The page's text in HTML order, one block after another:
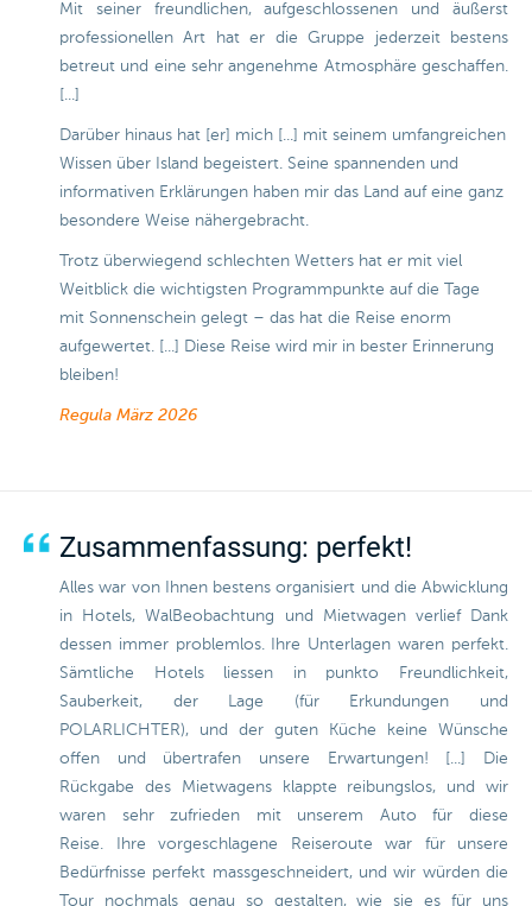
Mit seiner freundlichen, aufgeschlossenen und äußerst
professionellen Art hat er die Gruppe jederzeit bestens
betreut und eine sehr angenehme Atmosphäre geschaffen.
[...]
Darüber hinaus hat [er] mich [...] mit seinem umfangreichen
Wissen über Island begeistert. Seine spannenden und
informativen Erklärungen haben mir das Land auf eine ganz
besondere Weise nähergebracht.
Trotz überwiegend schlechten Wetters hat er mit viel
Weitblick die wichtigsten Programmpunkte auf die Tage
mit Sonnenschein gelegt – das hat die Reise enorm
aufgewertet. [...] Diese Reise wird mir in bester Erinnerung
bleiben!
Regula März 2026
Zusammenfassung: perfekt!
Alles war von Ihnen bestens organisiert und die Abwicklung
in Hotels, WalBeobachtung und Mietwagen verlief Dank
dessen immer problemlos. Ihre Unterlagen waren perfekt.
Sämtliche Hotels liessen in punkto Freundlichkeit,
Sauberkeit, der Lage (für Erkundungen und
POLARLICHTER), und der guten Küche keine Wünsche
offen und übertrafen unsere Erwartungen! [...] Die
Rückgabe des Mietwagens klappte reibungslos, und wir
waren sehr zufrieden mit unserem Auto für diese
Reise. Ihre vorgeschlagene Reiseroute war für unsere
Bedürfnisse perfekt massgeschneidert, und wir würden die
Tour nochmals genau so gestalten, wie sie es für uns